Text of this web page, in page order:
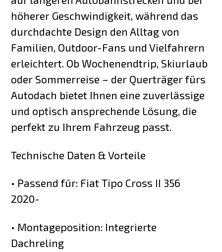
höherer Geschwindigkeit, während das
durchdachte Design den Alltag von
Familien, Outdoor-Fans und Vielfahrern
erleichtert. Ob Wochenendtrip, Skiurlaub
oder Sommerreise – der Querträger fürs
Autodach bietet Ihnen eine zuverlässige
und optisch ansprechende Lösung, die
perfekt zu Ihrem Fahrzeug passt.
Technische Daten & Vorteile
• Passend für: Fiat Tipo Cross II 356
2020-
• Montageposition: Integrierte
Dachreling